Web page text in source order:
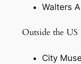
Walters
Outside the US
City